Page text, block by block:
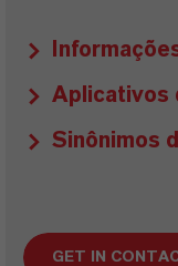
Aplicativos
Sinônimos
GET IN